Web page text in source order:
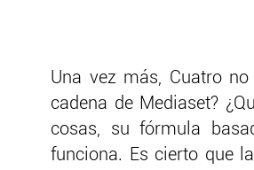
Una vez más, Cuatro
cadena de Mediaset?
cosas, su fórmula
funciona. Es cierto que